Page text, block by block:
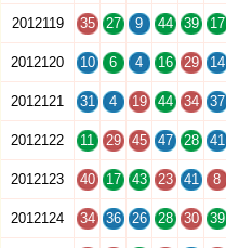
2012119 35 27 9 44 39 17
2012120 10 6 4 16 29 14
2012121 31 4 19 44 34 37
2012122 11 29 45 47 28 41
2012123 40 17 43 23 41 8
2012124 34 36 26 28 30 39